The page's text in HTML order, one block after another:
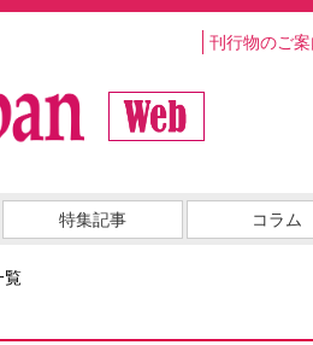
刊行物のご案
特集記事 コラム
覧